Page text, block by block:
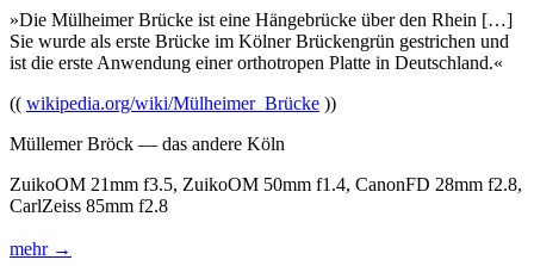
»Die Mülheimer Brücke ist eine Hängebrücke über den Rhein […]
Sie wurde als erste Brücke im Kölner Brückengrün gestrichen und
ist die erste Anwendung einer orthotropen Platte in Deutschland.«
(( wikipedia.org/wiki/Mülheimer_Brücke ))
Müllemer Bröck — das andere Köln
ZuikoOM 21mm f3.5, ZuikoOM 50mm f1.4, CanonFD 28mm f2.8,
CarlZeiss 85mm f2.8
mehr →